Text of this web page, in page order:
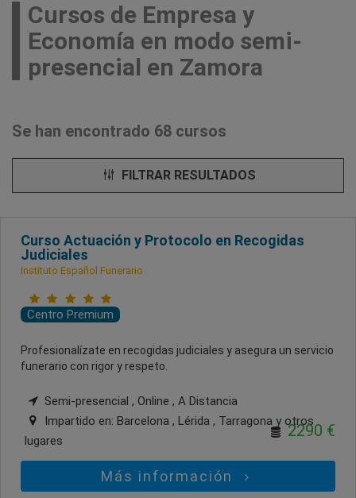
Cursos de Empresa y
Economía en modo semi-
presencial en Zamora
Se han encontrado 68 cursos
FILTRAR RESULTADOS
Curso Actuación y Protocolo en Recogidas
Judiciales
Instituto Español Funerario
Centro Premium
Profesionalízate en recogidas judiciales y asegura un servicio
funerario con rigor y respeto.
Semi-presencial , Online , A Distancia
Impartido en: Barcelona , Lérida , Tarragona y otros
lugares
2290 €
Más información